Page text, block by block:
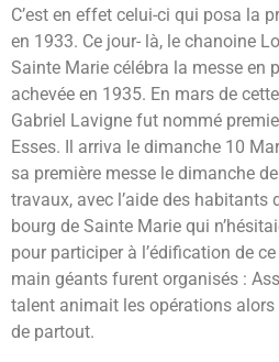
C’est en effet celui-ci qui posa la
en 1933. Ce jour- là, le chanoine
Sainte Marie célébra la messe en
achevée en 1935. En mars de
Gabriel Lavigne fut nommé
Esses. Il arriva le dimanche 10
sa première messe le dimanche
travaux, avec l’aide des habitants
bourg de Sainte Marie qui
pour participer à l’édification de
main géants furent organisés :
talent animait les opérations
de partout.